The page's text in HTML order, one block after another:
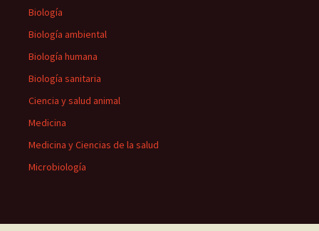
Biología
Biología ambiental
Biología humana
Biología sanitaria
Ciencia y salud animal
Medicina
Medicina y Ciencias de la salud
Microbiología